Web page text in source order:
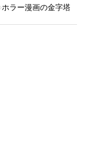
ホラー漫画の金字塔・